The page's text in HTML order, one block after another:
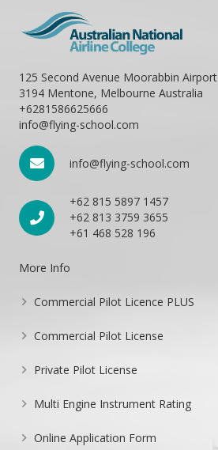
125 Second Avenue Moorabbin Airport
3194 Mentone, Melbourne Australia
+6281586625666
info@flying-school.com
info@flying-school.com
+62 815 5897 1457
+62 813 3759 3655
+61 468 528 196
More Info
Commercial Pilot Licence PLUS
Commercial Pilot License
Private Pilot License
Multi Engine Instrument Rating
Online Application Form